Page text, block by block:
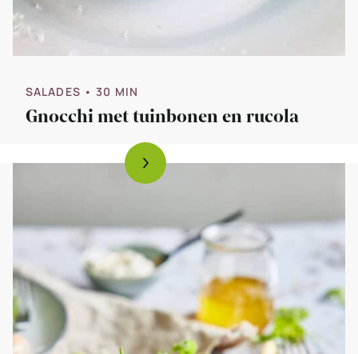
SALADES • 30 MIN
Gnocchi met tuinbonen en rucola